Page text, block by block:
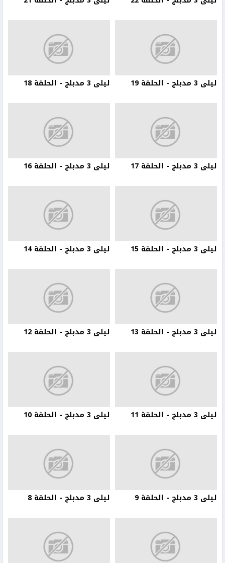
ليلى 3 مدبلج - الحلقة 19 ليلى 3 مدبلج - الحلقة 18
ليلى 3 مدبلج - الحلقة 17 ليلى 3 مدبلج - الحلقة 16
ليلى 3 مدبلج - الحلقة 15 ليلى 3 مدبلج - الحلقة 14
ليلى 3 مدبلج - الحلقة 13 ليلى 3 مدبلج - الحلقة 12
ليلى 3 مدبلج - الحلقة 11 ليلى 3 مدبلج - الحلقة 10
ليلى 3 مدبلج - الحلقة 9 ليلى 3 مدبلج - الحلقة 8